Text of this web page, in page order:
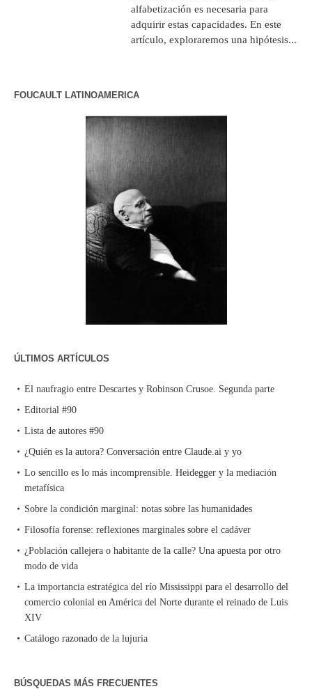
alfabetización es necesaria para
adquirir estas capacidades. En este
artículo, exploraremos una hipótesis...
FOUCAULT LATINOAMERICA
ÚLTIMOS ARTÍCULOS
El naufragio entre Descartes y Robinson Crusoe. Segunda parte
Editorial #90
Lista de autores #90
¿Quién es la autora? Conversación entre Claude.ai y yo
Lo sencillo es lo más incomprensible. Heidegger y la mediación
metafísica
Sobre la condición marginal: notas sobre las humanidades
Filosofía forense: reflexiones marginales sobre el cadáver
¿Población callejera o habitante de la calle? Una apuesta por otro
modo de vida
La importancia estratégica del río Mississippi para el desarrollo del
comercio colonial en América del Norte durante el reinado de Luis
XIV
Catálogo razonado de la lujuria
BÚSQUEDAS MÁS FRECUENTES